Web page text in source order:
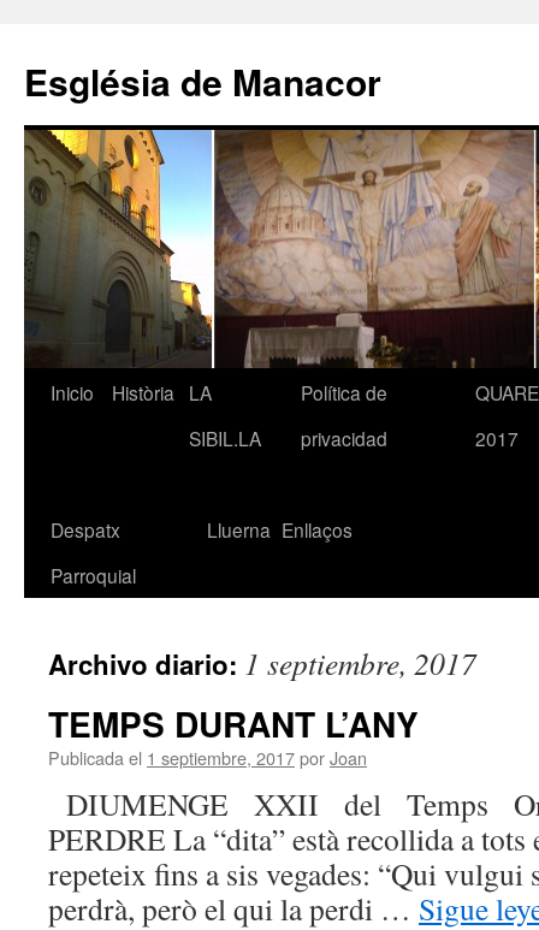
contenido
Església de Manacor
Inicio Història
LA
SIBIL.LA
Política de
privacidad
2017
Despatx
Parroquial
Lluerna Enllaços
Archivo diario: 1 septiembre, 2017
TEMPS DURANT L’ANY
Publicada el 1 septiembre, 2017porJoan
DIUMENGE XXII del Temps
PERDRE La “dita” està recollida a tots
repeteix fins a sis vegades: “Qui vulgui
perdrà, però el qui la perdi … Sigue